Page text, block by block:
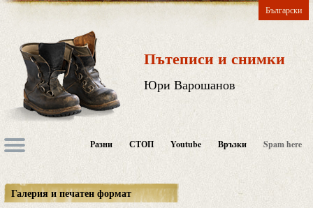
Български
Пътеписи и снимки
Юри Варошанов
Разни СТОП Youtube Връзки Spam here
Галерия и печатен формат